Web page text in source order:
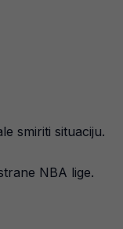
smiriti situaciju.
NBA lige.